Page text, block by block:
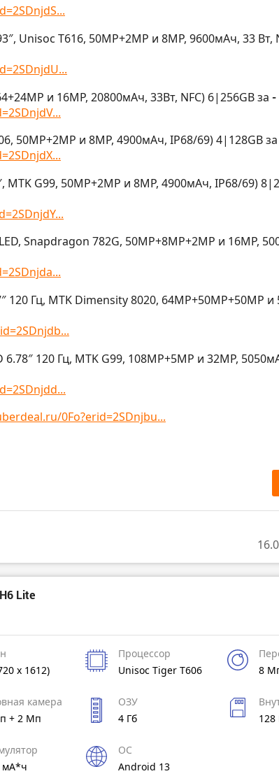
Unisoc T616, 50МР+2МР и 8MP, 9600мАч, 33 Вт,
и 16MP, 20800мАч, 33Вт, NFC) 6|256GB за -
50МР+2МР и 8MP, 4900мАч, IP68/69) 4|128GB за
MTK G99, 50МР+2МР и 8MP, 4900мАч, IP68/69)
Snapdragon 782G, 50МР+8MP+2МР и 16MP,
120 Гц, MTK Dimensity 8020, 64МР+50МР+50МР и
120 Гц, MTK G99, 108МР+5МР и 32MP,
0Fo?erid=2SDnjbu...
Lite
x 1612)
Процессор
Unisoc Tiger T606
8
камера
+ 2 Мп
ОЗУ
4 Гб
128
мА*ч
ОС
Android 13